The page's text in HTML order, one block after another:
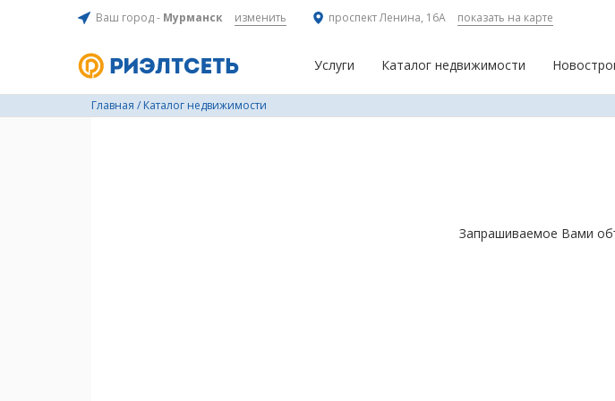
Ваш город - Мурманск изменить проспект Ленина, 16А показать на карте
Услуги Каталог недвижимости
Главная / Каталог недвижимости
Запрашиваемое Вами